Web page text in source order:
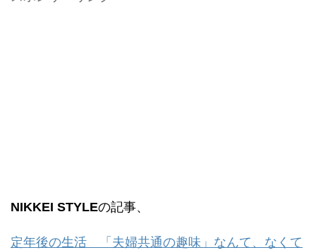
NIKKEI STYLEの記事、
定年後の生活 「夫婦共通の趣味」なんて、なくて